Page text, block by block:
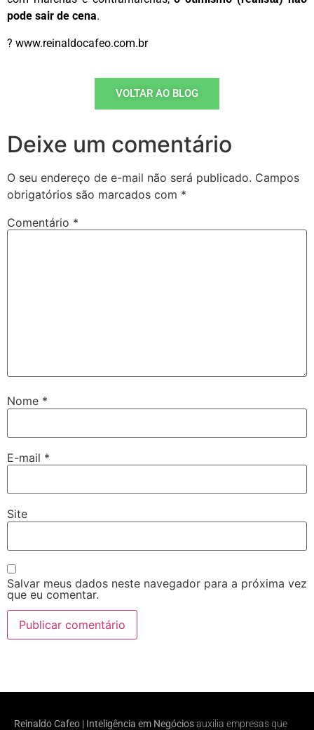
pode sair de cena.
? www.reinaldocafeo.com.br
VOLTAR AO BLOG
Deixe um comentário
O seu endereço de e-mail não será publicado. Campos
obrigatórios são marcados com *
Comentário *
Nome *
E-mail *
Site
Salvar meus dados neste navegador para a próxima vez
que eu comentar.
Reinaldo Cafeo | Inteligência em Negóciosauxilia empresas que